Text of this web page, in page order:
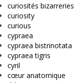
curiosités bizarreries
curiosity
curious
cypraea
cypraea bistrinotata
cypraea tigris
cyril
cœur anatomique